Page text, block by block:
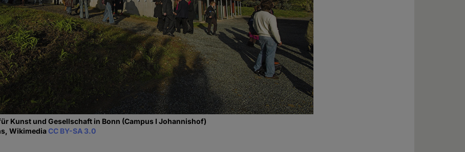
Kunst und Gesellschaft in Bonn (Campus I Johannishof)
WikimediaCC BY-SA 3.0